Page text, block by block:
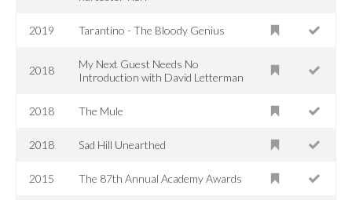
2019 Tarantino - The Bloody Genius
2018
My Next Guest Needs No
Introduction with David Letterman
2018 The Mule
2018 Sad Hill Unearthed
2015 The 87th Annual Academy Awards